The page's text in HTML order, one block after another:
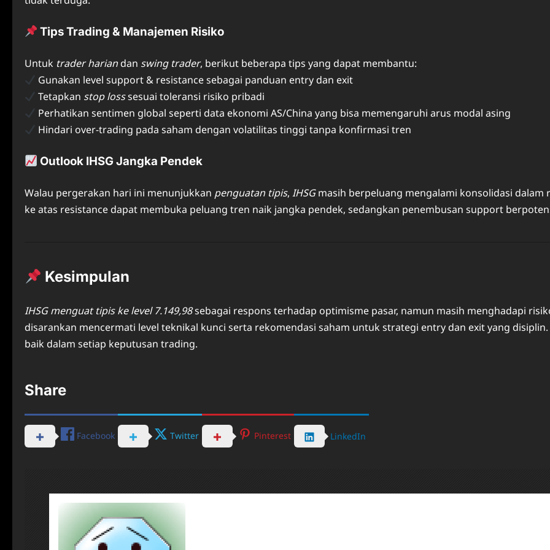
Tips Trading & Manajemen Risiko
Untuk trader hariandan swing trader, berikut beberapa tips yang dapat membantu:
Gunakan level support & resistance sebagai panduan entry dan exit
Tetapkan stop losssesuai toleransi risiko pribadi
Perhatikan sentimen global seperti data ekonomi AS/China yang bisa memengaruhi arus modal asing
Hindari over‑trading pada saham dengan volatilitas tinggi tanpa konfirmasi tren
Outlook IHSG Jangka Pendek
Walau pergerakan hari ini menunjukkan penguatan tipis, IHSGmasih berpeluang mengalami konsolidasi
ke atas resistance dapat membuka peluang tren naik jangka pendek, sedangkan penembusan support
Kesimpulan
IHSG menguat tipis ke level 7.149,98sebagai respons terhadap optimisme pasar, namun masih menghadapi
disarankan mencermati level teknikal kunci serta rekomendasi saham untuk strategi entry dan exit yang
baik dalam setiap keputusan trading.
Share
Facebook Twitter Pinterest LinkedIn